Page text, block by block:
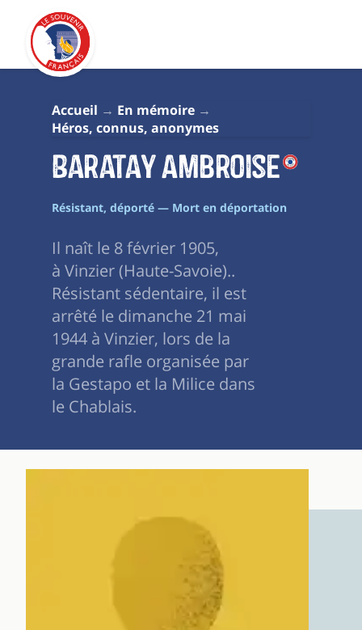
Accueil
En mémoire
Héros, connus, anonymes
Baratay Ambroise
Résistant, déporté — Mort en déportation
Il naît le 8 février 1905,
à Vinzier (Haute-Savoie)..
Résistant sédentaire, il est
arrêté le dimanche 21 mai
1944 à Vinzier, lors de la
grande rafle organisée par
la Gestapo et la Milice dans
le Chablais.